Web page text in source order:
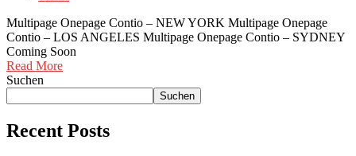
Multipage Onepage Contio – NEW YORK Multipage Onepage
Contio – LOS ANGELES Multipage Onepage Contio – SYDNEY
Coming Soon
Read More
Suchen
Suchen
Recent Posts